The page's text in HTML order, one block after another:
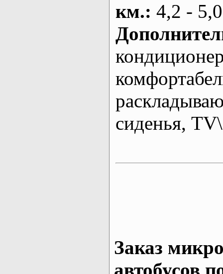
км.: 4,2 -
сиденья,
Заказ